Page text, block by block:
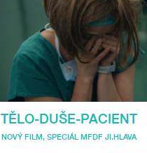
TĚLO-DUŠE-PACIENT
NOVÝ FILM SPECIÁL MFDF JI.HLAVA